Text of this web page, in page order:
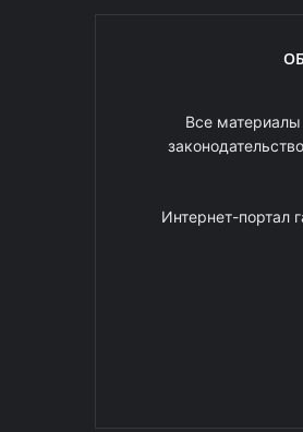
Все материалы
Интернет-портал